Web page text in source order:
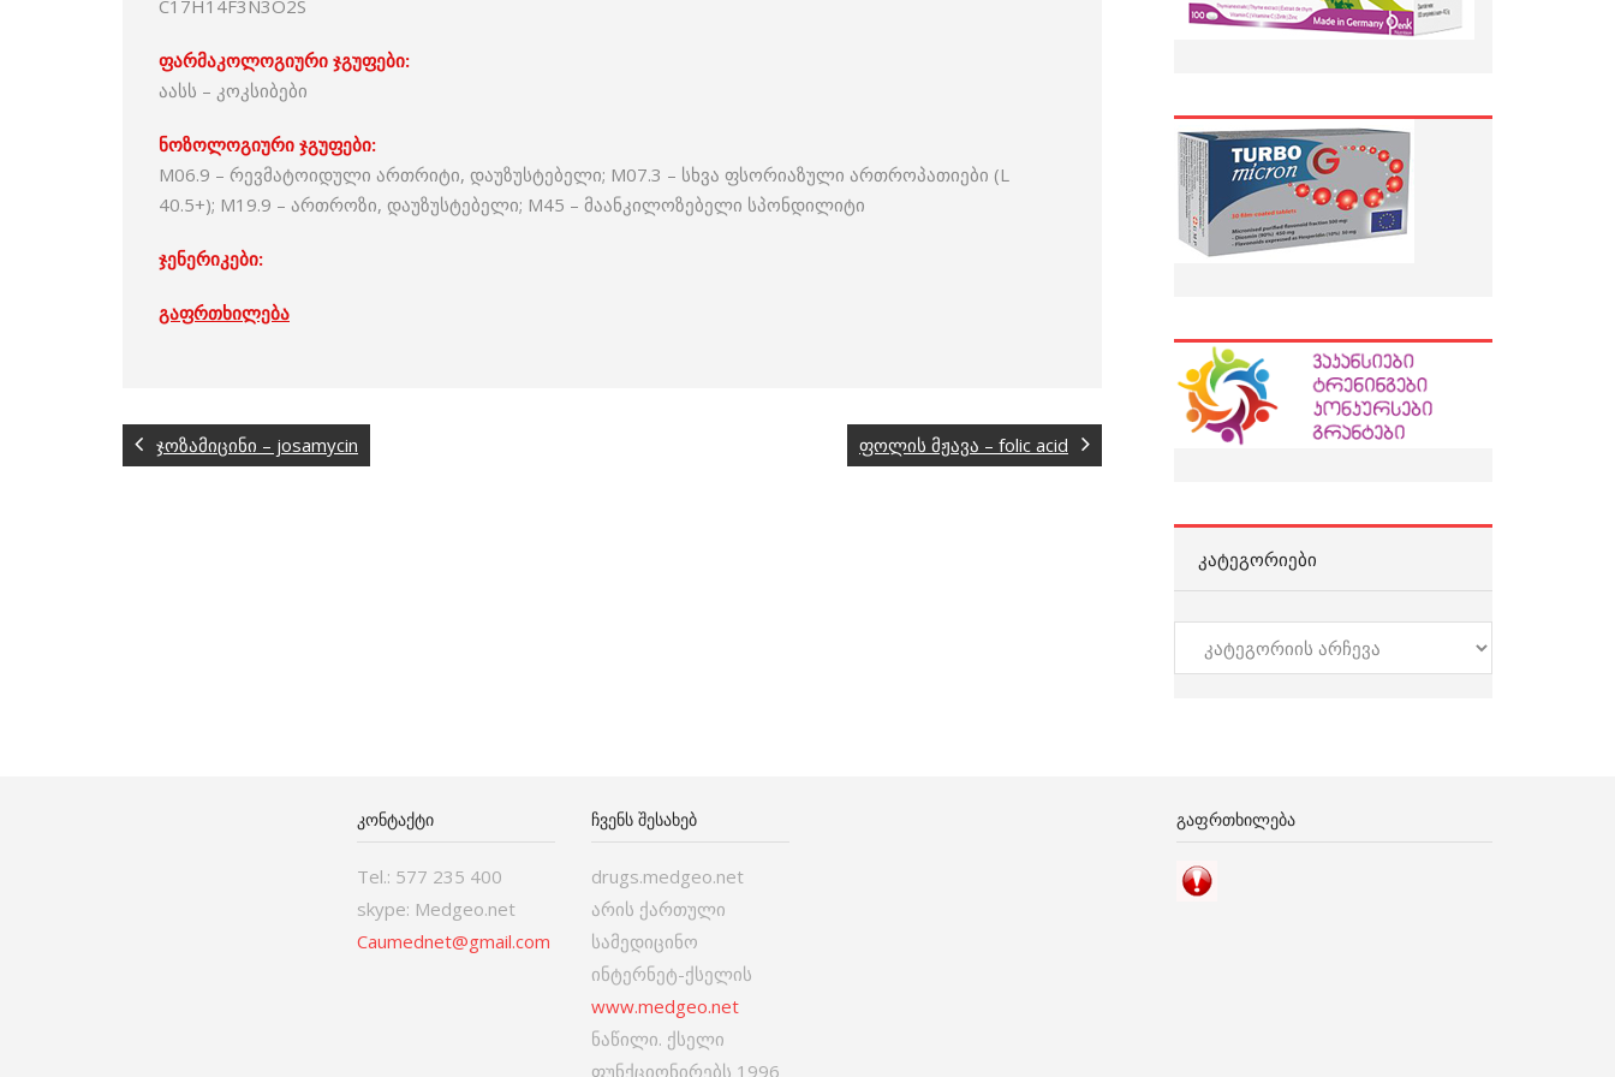
C17H14F3N3O2S
ფარმაკოლოგიური ჯგუფები:
აასს – კოკსიბები
ნოზოლოგიური ჯგუფები:
M06.9 – რევმატოიდული ართრიტი, დაუზუსტებელი; M07.3 – სხვა ფსორიაზული ართროპათიები (L
40.5+); M19.9 – ართროზი, დაუზუსტებელი; M45 – მაანკილოზებელი სპონდილიტი
ჯენერიკები:
გაფრთხილება
ჯოზამიცინი – josamycin ფოლის მჟავა – folic acid
ᲙᲐᲢᲔᲒᲝᲠᲘᲔᲑᲘ
კატეგორიები
ᲙᲝᲜᲢᲐᲥᲢᲘ
Tel.: 577 235 400
skype: Medgeo.net
Caumednet@gmail.com
ᲩᲕᲔᲜᲡ ᲨᲔᲡᲐᲮᲔᲑ
drugs.medgeo.net
არის ქართული
სამედიცინო
ინტერნეტ-ქსელის
www.medgeo.net
ნაწილი. ქსელი
ფუნქციონირებს 1996
ᲒᲐᲤᲠᲗᲮᲘᲚᲔᲑᲐ